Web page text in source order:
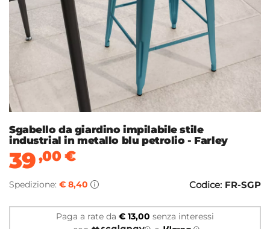
Sgabello da giardino impilabile stile
industrial in metallo blu petrolio - Farley
39,00€
Spedizione: € 8,40 Codice: FR-SGP
Paga a rate da € 13,00 senza interessi